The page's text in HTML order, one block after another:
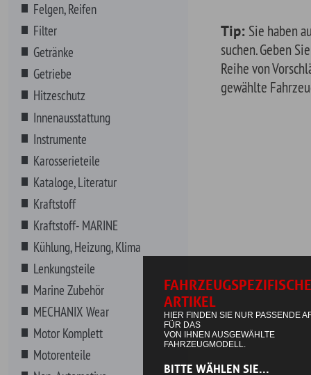
Innenausstattung
Instrumente
Karosserieteile
Kraftstoff
Kraftstoff- MARINE
Kühlung, Heizung, Klima
Lenkungsteile
Marine Zubehör
MECHANIX Wear
Motor Komplett
Motorenteile
Non-Automotive
NOS Systeme
Riemen, Schläuche, Wischer
Schmierstoffe
Additive- DIESEL
Bleiersatz
Bremsflüssigkeit